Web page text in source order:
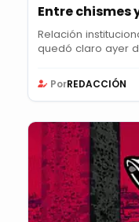
Entre chismes
Relación
quedó claro ayer
PorREDACCIÓN